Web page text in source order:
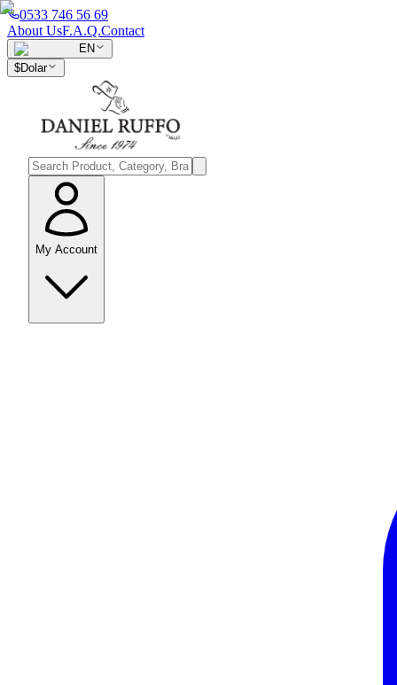
0533 746 56 69
About UsF.A.Q.Contact
EN
$Dolar
My Account